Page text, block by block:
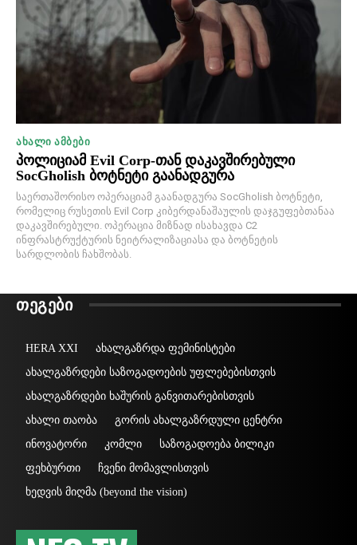
ᲐᲮᲐᲚᲘ ᲐᲛᲑᲔᲑᲘ
პოლიციამ Evil Corp-თან დაკავშირებული
SocGholish ბოტნეტი გაანადგურა
საერთაშორისო ოპერაციამ გაანადგურა SocGholish ბოტნეტი,
რომელიც რუსეთის Evil Corp კიბერდანაშაულის დაჯგუფებთანაა
დაკავშირებული. ოპერაცია მიზნად ისახავდა C2
ინფრასტრუქტურის ნეიტრალიზაციასა და ბოტნეტის
სარდლობის ჩახშობას.
ᲗᲔᲒᲔᲑᲘ
HERA XXI
ახალგაზრდა ფემინისტები
ახალგაზრდები საზოგადოების უფლებებისთვის
ახალგაზრდები ხაშურის განვითარებისთვის
ახალი თაობა
გორის ახალგაზრდული ცენტრი
ინოვატორი
კომლი
საზოგადოება ბილიკი
ფეხბურთი
ჩვენი მომავლისთვის
ხედვის მიღმა (beyond the vision)